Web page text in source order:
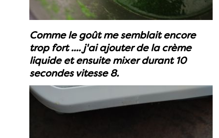
Comme le goût me semblait encore
trop fort .... j'ai ajouter de la crème
liquide et ensuite mixer durant 10
secondes vitesse 8.